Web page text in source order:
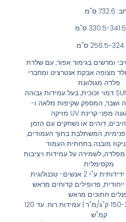
ס"מ
ומרשים בגימור אפור, עם שלדת
מצופה אבקת אנטרציט ומחברי
פלדה מגולוונת
קירוי גג SUNGLAZE דמוי זכוכית, בעל עמידות גבוהה
ושבר, המספק שקיפות מלאה ו-
דוהים או נשחקים עם הזמן
המשתלבת בתוך העמודים,
מובנה בתחתית העמוד
מפלדה, לשמירה על עמידות ויציבות
מקסימלית
הרכבה עצמית ידידותית ע"י 2 אנשים- טכנולוגית
פרופילים קדוחים מראש
חתוכים מראש
כושר נשיאה: 150-200 ק"ג/מ"ר | עמידות רוח: עד 120
קמ"ש